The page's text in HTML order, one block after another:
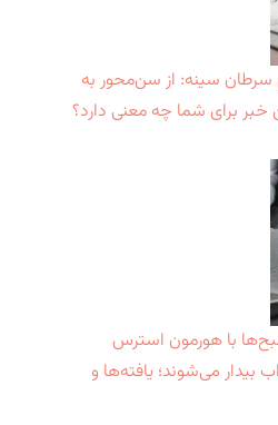
سرطان سینه: از سن‌محور به
برای شما چه معنی دارد؟
با هورمون استرس
بیدار می‌شوند؛ یافته‌ها و